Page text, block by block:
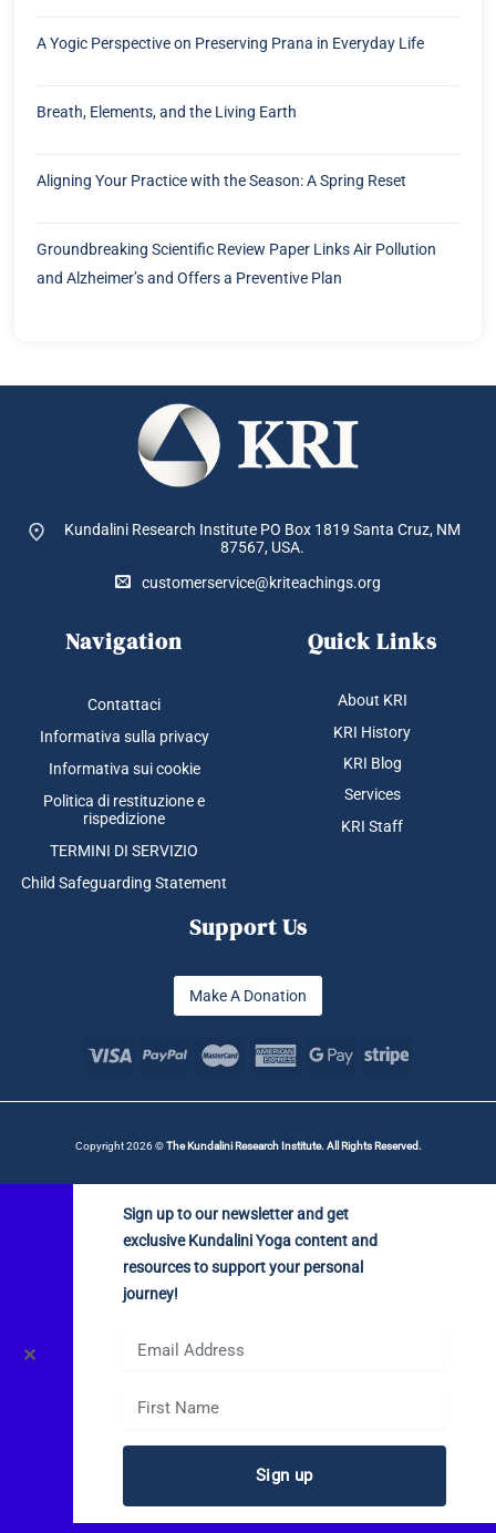
A Yogic Perspective on Preserving Prana in Everyday Life
Breath, Elements, and the Living Earth
Aligning Your Practice with the Season: A Spring Reset
Groundbreaking Scientific Review Paper Links Air Pollution
and Alzheimer’s and Offers a Preventive Plan
Kundalini Research Institute PO Box 1819 Santa Cruz, NM
87567, USA.
customerservice@kriteachings.org
Navigation
Contattaci
Informativa sulla privacy
Informativa sui cookie
Politica di restituzione e
rispedizione
TERMINI DI SERVIZIO
Child Safeguarding Statement
Quick Links
About KRI
KRI History
KRI Blog
Services
KRI Staff
Support Us
Make A Donation
Copyright 2026 ©The Kundalini Research Institute. All Rights Reserved.
✕
Sign up to our newsletter and get
exclusive Kundalini Yoga content and
resources to support your personal
journey!
Sign up